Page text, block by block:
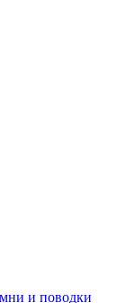
и поводки